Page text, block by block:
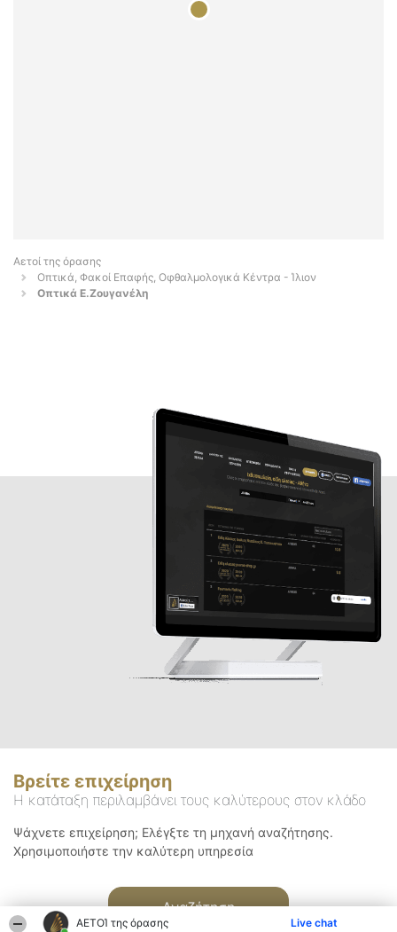
ΑΕΤΟΊ της όρασης Live chat
Αετοί της όρασης
Οπτικά, Φακοί Επαφής, Οφθαλμολογικά Κέντρα - Ίλιον
Οπτικά Ε.Ζουγανέλη
Βρείτε επιχείρηση
Η κατάταξη περιλαμβάνει τους καλύτερους στον κλάδο
Ψάχνετε επιχείρηση; Ελέγξτε τη μηχανή αναζήτησης.
Χρησιμοποιήστε την καλύτερη υπηρεσία
Αναζήτηση